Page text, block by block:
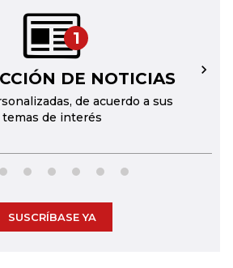
1
DE NOTICIAS
de acuerdo a sus
temas de interés
→
SUSCRÍBASE YA